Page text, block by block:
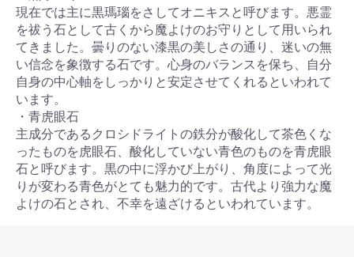
お買い物を続ける カートへ進む
現在では主に黒瑪瑙をさしてオニキスと呼びます。悪霊
を祓う石として古くから魔よけのお守りとして用いられ
てきました。曇りのない漆黒の美しさの通り、迷いの無
い信念を象徴する石です。心身のバランスを保ち、自分
自身の中心軸をしっかりと安定させてくれるといわれて
います。
・青虎眼石
主成分であるクロシドライトの鉄分が酸化して茶色くな
ったものを虎眼石、酸化していない青色のものを青虎眼
石と呼びます。黒の中に浮かび上がり、角度によって光
りが変わる青色がとても魅力的です。古代より強力な魔
よけの石とされ、不幸を遠ざけるといわれています。